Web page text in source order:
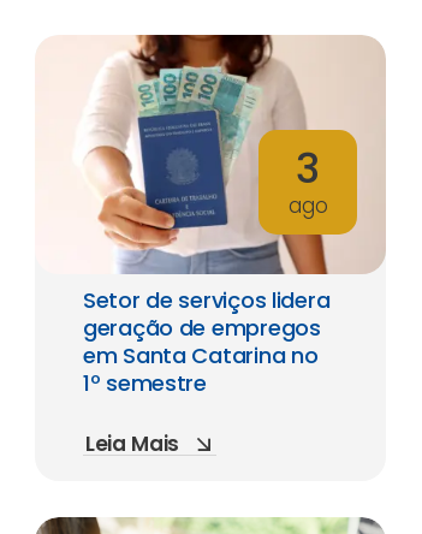
3
ago
Setor de serviços lidera
geração de empregos
em Santa Catarina no
1º semestre
Leia Mais